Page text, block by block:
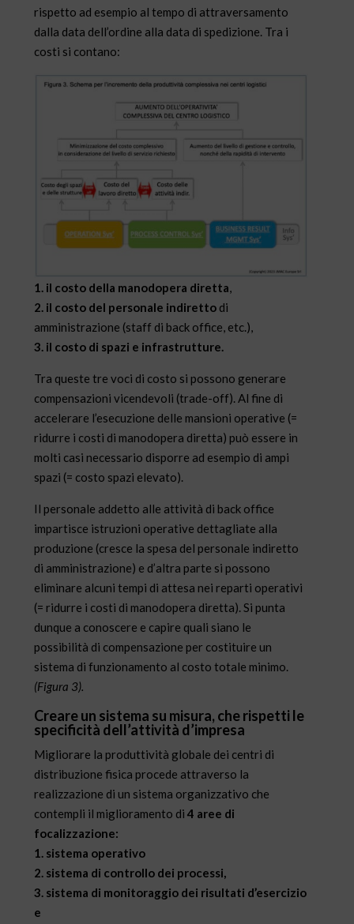
rispetto ad esempio al tempo di attraversamento
dalla data dell’ordine alla data di spedizione. Tra i
costi si contano:
1. il costo della manodopera diretta,
2. il costo del personale indiretto di
amministrazione (staff di back office, etc.),
3. il costo di spazi e infrastrutture.
Tra queste tre voci di costo si possono generare
compensazioni vicendevoli (trade-off). Al fine di
accelerare l’esecuzione delle mansioni operative (=
ridurre i costi di manodopera diretta) può essere in
molti casi necessario disporre ad esempio di ampi
spazi (= costo spazi elevato).
Il personale addetto alle attività di back office
impartisce istruzioni operative dettagliate alla
produzione (cresce la spesa del personale indiretto
di amministrazione) e d’altra parte si possono
eliminare alcuni tempi di attesa nei reparti operativi
(= ridurre i costi di manodopera diretta). Si punta
dunque a conoscere e capire quali siano le
possibilità di compensazione per costituire un
sistema di funzionamento al costo totale minimo.
(Figura 3).
Creare un sistema su misura, che rispetti le
specificità dell’attività d’impresa
Migliorare la produttività globale dei centri di
distribuzione fisica procede attraverso la
realizzazione di un sistema organizzativo che
contempli il miglioramento di 4 aree di
focalizzazione:
1. sistema operativo
2. sistema di controllo dei processi,
3. sistema di monitoraggio dei risultati d’esercizio
e